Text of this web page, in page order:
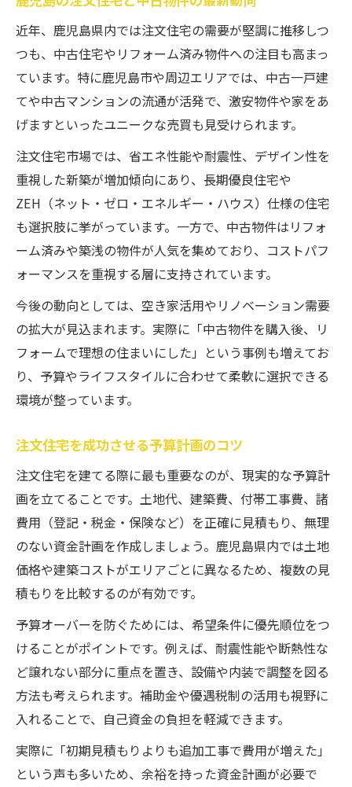
近年、鹿児島県内では注文住宅の需要が堅調に推移しつ
つも、中古住宅やリフォーム済み物件への注目も高まっ
ています。特に鹿児島市や周辺エリアでは、中古一戸建
てや中古マンションの流通が活発で、激安物件や家をあ
げますといったユニークな売買も見受けられます。
注文住宅市場では、省エネ性能や耐震性、デザイン性を
重視した新築が増加傾向にあり、長期優良住宅や
ZEH（ネット・ゼロ・エネルギー・ハウス）仕様の住宅
も選択肢に挙がっています。一方で、中古物件はリフォ
ーム済みや築浅の物件が人気を集めており、コストパフ
ォーマンスを重視する層に支持されています。
今後の動向としては、空き家活用やリノベーション需要
の拡大が見込まれます。実際に「中古物件を購入後、リ
フォームで理想の住まいにした」という事例も増えてお
り、予算やライフスタイルに合わせて柔軟に選択できる
環境が整っています。
注文住宅を成功させる予算計画のコツ
注文住宅を建てる際に最も重要なのが、現実的な予算計
画を立てることです。土地代、建築費、付帯工事費、諸
費用（登記・税金・保険など）を正確に見積もり、無理
のない資金計画を作成しましょう。鹿児島県内では土地
価格や建築コストがエリアごとに異なるため、複数の見
積もりを比較するのが有効です。
予算オーバーを防ぐためには、希望条件に優先順位をつ
けることがポイントです。例えば、耐震性能や断熱性な
ど譲れない部分に重点を置き、設備や内装で調整を図る
方法も考えられます。補助金や優遇税制の活用も視野に
入れることで、自己資金の負担を軽減できます。
実際に「初期見積もりよりも追加工事で費用が増えた」
という声も多いため、余裕を持った資金計画が必要で